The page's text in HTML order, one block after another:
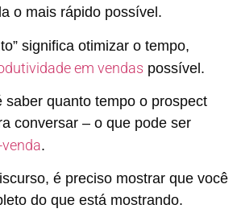
o mais rápido possível.
significa otimizar o tempo,
em vendas possível.
saber quanto tempo o prospect
conversar – o que pode ser
venda.
é preciso mostrar que você
do que está mostrando.